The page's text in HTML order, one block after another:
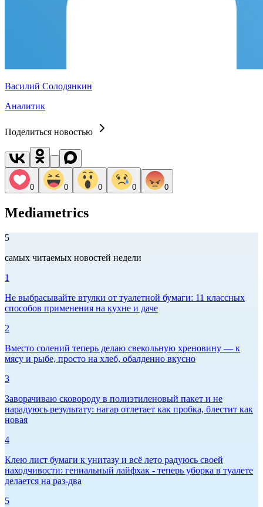
Василий Солодянкин
Аналитик
Поделиться новостью
0 0 0 0 0
Mediametrics
5
самых читаемых новостей недели
1
Не выбрасывайте втулки от туалетной бумаги: 11 классных
способов применения на кухне и даче
2
Вместо солений теперь делаю свекольную хреновину — к
мясу и рыбе, просто на хлеб, обалденно вкусно
3
Заворачиваю сковороду в полиэтиленовый пакет и не
нарадуюсь результату: нагар отлетает как пробка, блестит как
новая
4
Клею лист бумаги к унитазу и всё лето радуюсь своей
находчивости: гениальный лайфхак - теперь уборка в туалете
делается на раз-два
5